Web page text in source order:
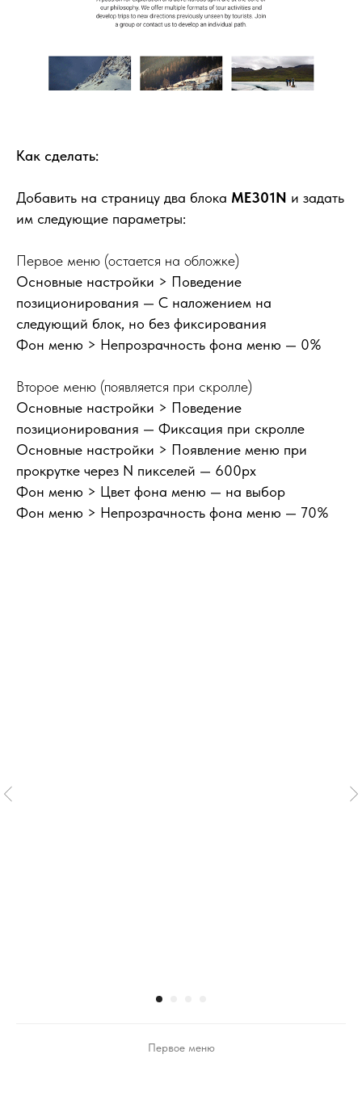
Как сделать:
Добавить на страницу два блока ME301N и задать
им следующие параметры:
Первое меню (остается на обложке)
Основные настройки > Поведение
позиционирования — С наложением на
следующий блок, но без фиксирования
Фон меню > Непрозрачность фона меню — 0%
Второе меню (появляется при скролле)
Основные настройки > Поведение
позиционирования — Фиксация при скролле
Основные настройки > Появление меню при
прокрутке через N пикселей — 600px
Фон меню > Цвет фона меню — на выбор
Фон меню > Непрозрачность фона меню — 70%
Первое меню